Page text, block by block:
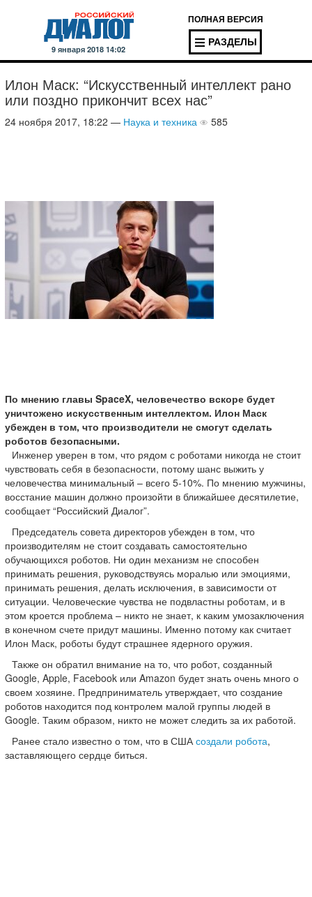
9 января 2018 14:02
ПОЛНАЯ ВЕРСИЯ
РАЗДЕЛЫ
Илон Маск: “Искусственный интеллект рано
или поздно прикончит всех нас”
24 ноября 2017, 18:22 — Наука и техника 585
По мнению главы SpaceX, человечество вскоре будет
уничтожено искусственным интеллектом. Илон Маск
убежден в том, что производители не смогут сделать
роботов безопасными.
Инженер уверен в том, что рядом с роботами никогда не стоит
чувствовать себя в безопасности, потому шанс выжить у
человечества минимальный – всего 5-10%. По мнению мужчины,
восстание машин должно произойти в ближайшее десятилетие,
сообщает “Российский Диалог”.
Председатель совета директоров убежден в том, что
производителям не стоит создавать самостоятельно
обучающихся роботов. Ни один механизм не способен
принимать решения, руководствуясь моралью или эмоциями,
принимать решения, делать исключения, в зависимости от
ситуации. Человеческие чувства не подвластны роботам, и в
этом кроется проблема – никто не знает, к каким умозаключения
в конечном счете придут машины. Именно потому как считает
Илон Маск, роботы будут страшнее ядерного оружия.
Также он обратил внимание на то, что робот, созданный
Google, Apple, Facebook или Amazon будет знать очень много о
своем хозяине. Предприниматель утверждает, что создание
роботов находится под контролем малой группы людей в
Google. Таким образом, никто не может следить за их работой.
Ранее стало известно о том, что в СШАсоздали робота,
заставляющего сердце биться.